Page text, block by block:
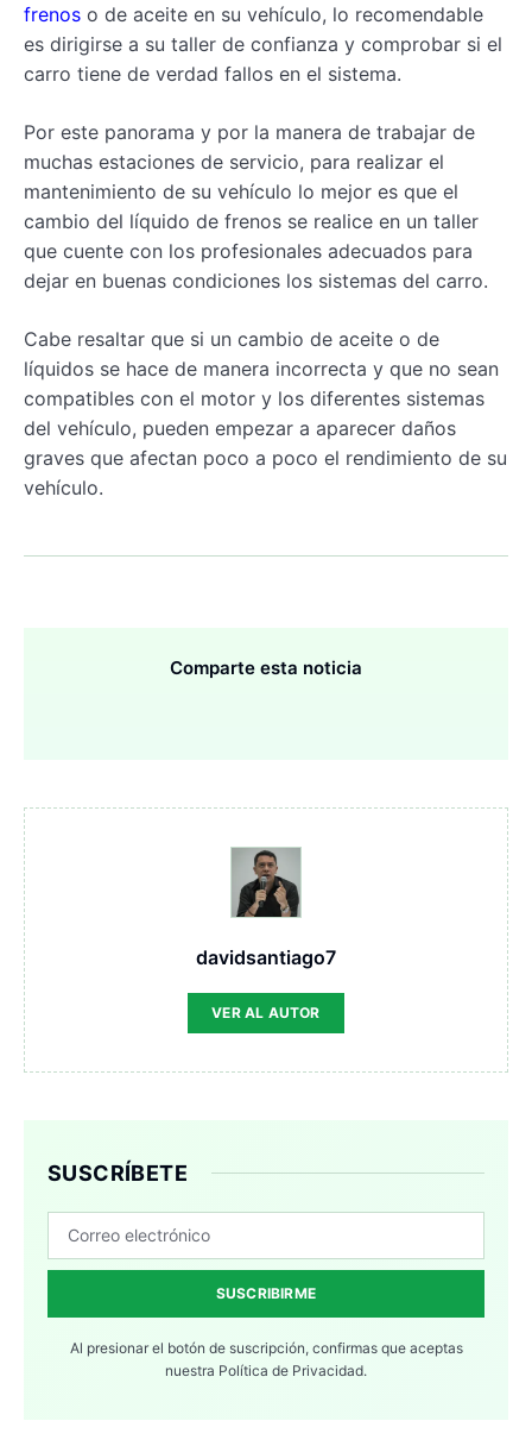
frenos o de aceite en su vehículo, lo recomendable
es dirigirse a su taller de confianza y comprobar si el
carro tiene de verdad fallos en el sistema.
Por este panorama y por la manera de trabajar de
muchas estaciones de servicio, para realizar el
mantenimiento de su vehículo lo mejor es que el
cambio del líquido de frenos se realice en un taller
que cuente con los profesionales adecuados para
dejar en buenas condiciones los sistemas del carro.
Cabe resaltar que si un cambio de aceite o de
líquidos se hace de manera incorrecta y que no sean
compatibles con el motor y los diferentes sistemas
del vehículo, pueden empezar a aparecer daños
graves que afectan poco a poco el rendimiento de su
vehículo.
Comparte esta noticia
davidsantiago7
VER AL AUTOR
SUSCRÍBETE
SUSCRIBIRME
Al presionar el botón de suscripción, confirmas que aceptas
nuestra Política de Privacidad.